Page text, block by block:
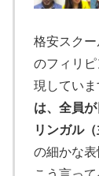
格安スク
のフィリ
現していま
は、全員
リンガル
の細かな